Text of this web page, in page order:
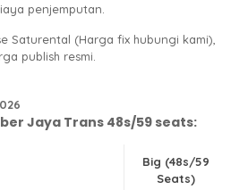
penjemputan.
Saturental (Harga fix hubungi kami),
publish resmi.
Jaya Trans 48s/59 seats:
Big (48s/59
Seats)